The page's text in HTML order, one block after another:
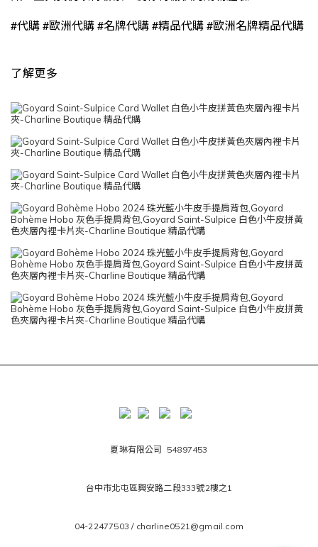
#代購 #歐洲代購 #名牌代購 #精品代購 #歐洲名牌精品代購
了解更多
夏琳有限公司 54897453
台中市北屯區興安路二段333號2樓之1
04-22477503 / charline0521@gmail.com